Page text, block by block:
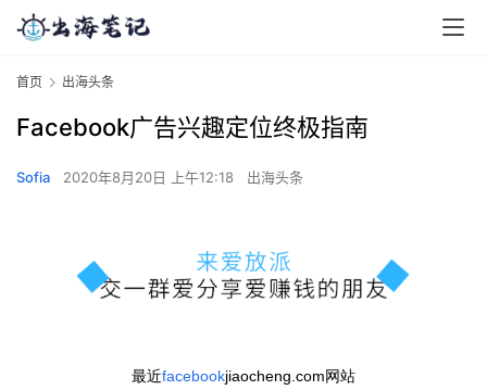
首页 出海头条
Facebook广告兴趣定位终极指南
Sofia 2020年8月20日 上午12:18 出海头条
最近facebookjiaocheng.com网站